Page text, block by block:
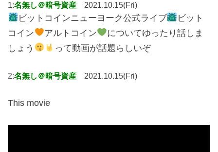
1:名無し＠暗号資産 2021.10.15(Fri)
ビットコインニューヨーク公式ライブ
ビット
コイン
アルトコイン
についてゆったり話しま
しょう
って動画が話題らしいぞ
2:名無し＠暗号資産 2021.10.15(Fri)
This movie